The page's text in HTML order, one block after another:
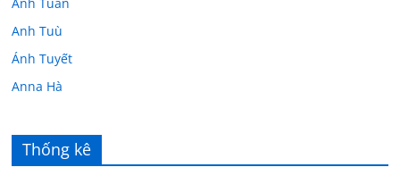
Anh Tuù
Ánh Tuyết
Anna Hà
Âu Tú Vân
Bác sĩ Hoa
Thống kê